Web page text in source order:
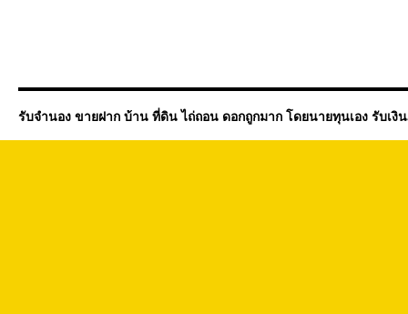
รับจำนอง ขายฝาก บ้าน ที่ดิน ไถ่ถอน ดอกถูกมาก โดยนายทุนเอง รับเงิ